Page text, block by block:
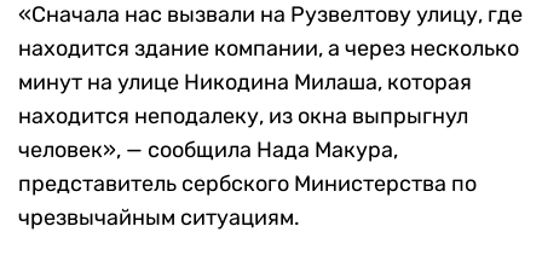
«Сначала нас вызвали на Рузвелтову улицу, где
находится здание компании, а через несколько
минут на улице Никодина Милаша, которая
находится неподалеку, из окна выпрыгнул
человек», — сообщила Нада Макура,
представитель сербского Министерства по
чрезвычайным ситуациям.